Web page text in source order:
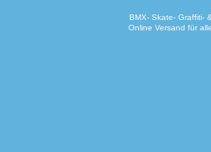
BMX- Skate- Graffiti-
Online Versand für